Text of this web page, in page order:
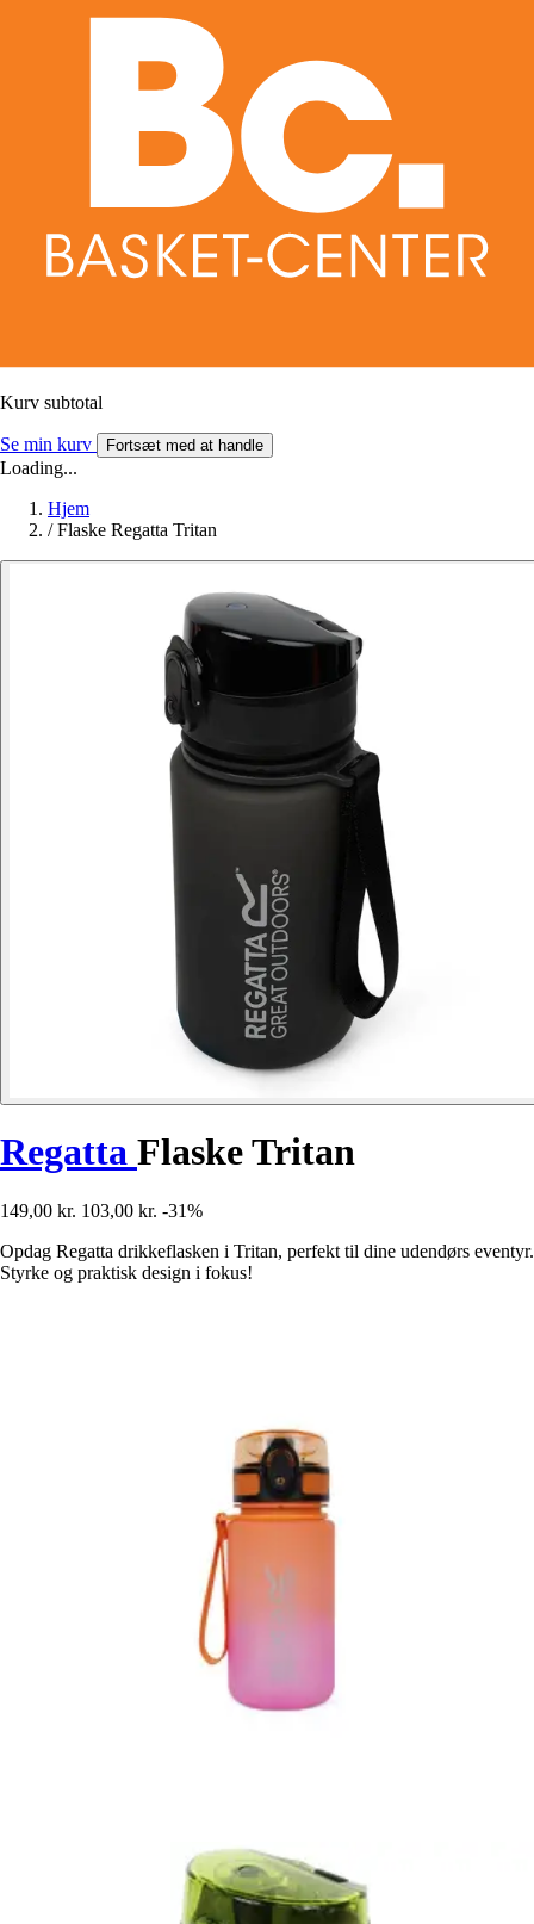
Kurv subtotal
Se min kurv Fortsæt med at handle
Loading...
Hjem
/ Flaske Regatta Tritan
Regatta Flaske Tritan
149,00 kr. 103,00 kr. -31%
Opdag Regatta drikkeflasken i Tritan, perfekt til dine udendørs eventyr.
Styrke og praktisk design i fokus!